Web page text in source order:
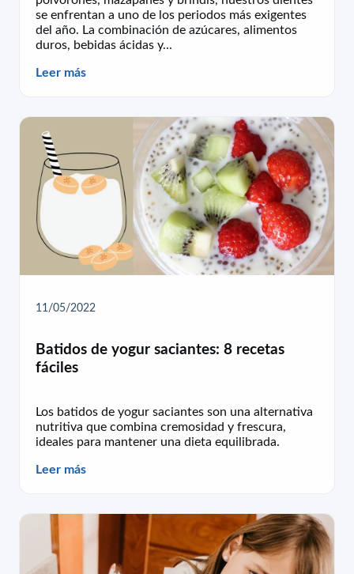
se enfrentan a uno de los periodos más exigentes
del año. La combinación de azúcares, alimentos
duros, bebidas ácidas y...
Leer más
11/05/2022
Batidos de yogur saciantes: 8 recetas
fáciles
Los batidos de yogur saciantes son una alternativa
nutritiva que combina cremosidad y frescura,
ideales para mantener una dieta equilibrada.
Leer más